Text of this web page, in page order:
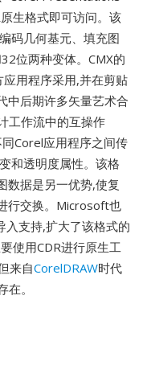
生格式即可访问。该
码几何基元、填充图
位两种变体。CMX的
用程序采用,并在剪贴
后期许多矢量艺术合
工作流中的互操作
Corel应用程序之间传
和透明度属性。该格
数据是另一优势,使复
行交换。Microsoft也
入支持,扩大了该格式的
使用CDR进行原生工
来自CorelDRAW时代
。